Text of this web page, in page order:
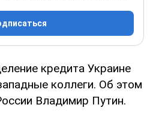
кредита Украине
коллеги. Об этом
Владимир Путин.